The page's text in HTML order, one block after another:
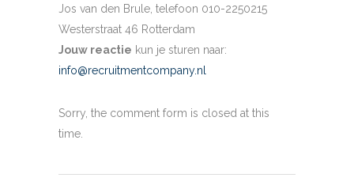
Jos van den Brule, telefoon 010-2250215
Westerstraat 46 Rotterdam
Jouw reactie kun je sturen naar:
info@recruitmentcompany.nl
Sorry, the comment form is closed at this
time.